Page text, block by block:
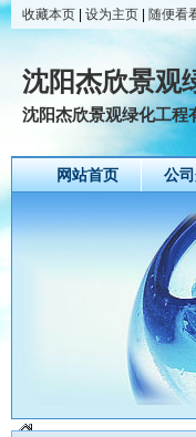
收藏本页 设为主页 随便看
沈阳杰欣景观
沈阳杰欣景观绿化工程
网站首页 公